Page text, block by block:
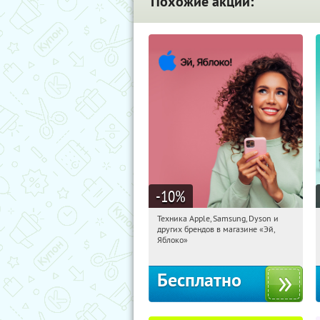
-10%
21:51:32
Получи первым!
Багратионовская
Техника Apple, Samsung, Dyson и
других брендов в магазине «Эй,
Яблоко»
Бесплатно